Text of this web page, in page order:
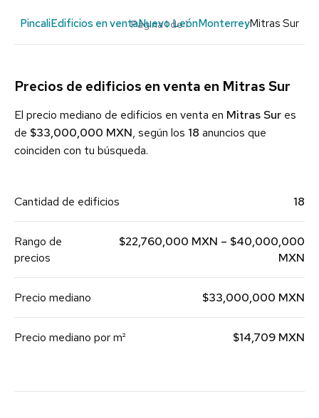
Página 1 de 1
PincaliEdificios en ventaNuevo LeónMonterreyMitras Sur
Precios de edificios en venta en Mitras Sur
El precio mediano de edificios en venta en Mitras Sur es
de $33,000,000 MXN, según los 18 anuncios que
coinciden con tu búsqueda.
Cantidad de edificios 18
Rango de
precios
$22,760,000 MXN – $40,000,000
MXN
Precio mediano $33,000,000 MXN
Precio mediano por m² $14,709 MXN